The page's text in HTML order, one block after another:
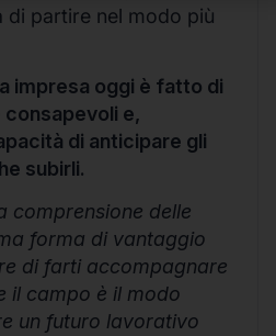
di partire nel modo più
impresa oggi è fatto di
e,
di anticipare gli
subirli.
comprensione delle
forma di vantaggio
di farti accompagnare
il campo è il modo
un futuro lavorativo